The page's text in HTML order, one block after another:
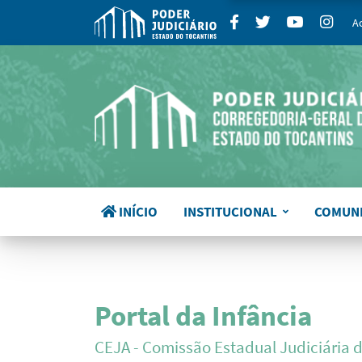
para
FacebookTwitter Youtube
INÍCIO INSTITUCIONAL
Portal da Infância
CEJA - Comissão Estadual Judiciária